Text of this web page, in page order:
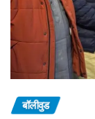
बॉलीवुड